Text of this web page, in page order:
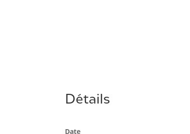
Détails
Date